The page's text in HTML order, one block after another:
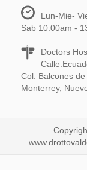
Lun-Mie-
Sab 10:00am -
Doctors
Col. Balcones
Monterrey,